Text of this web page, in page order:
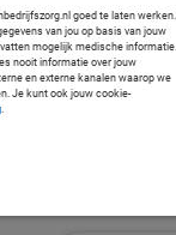
goed te laten werken.
van jou op basis van jouw
mogelijk medische informatie.
nooit informatie over jouw
en externe kanalen waarop we
Je kunt ook jouw cookie-